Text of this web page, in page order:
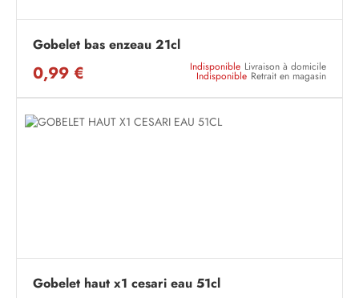
Gobelet bas enzeau 21cl
0,99 € Indisponible Livraison à domicile
Indisponible Retrait en magasin
Gobelet haut x1 cesari eau 51cl